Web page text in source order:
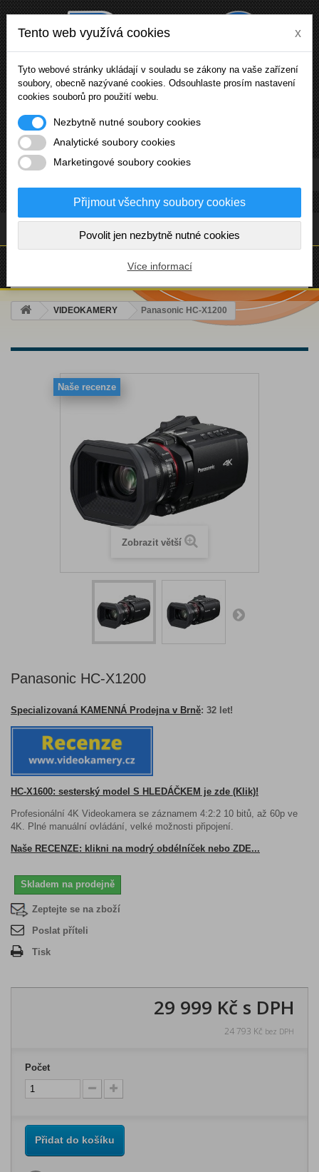
(prázdný)
VIDEOKAMERY Panasonic HC-X1200
Zobrazit větší
Naše recenze
Panasonic HC-X1200
Specializovaná KAMENNÁ Prodejna v Brně: 32 let!
HC-X1600: sesterský model S HLEDÁČKEM je zde (Klik)!
Profesionální 4K Videokamera se záznamem 4:2:2 10 bitů, až 60p ve
4K. Plné manuální ovládání, velké možnosti připojení.
Naše RECENZE: klikni na modrý obdélníček nebo ZDE...
Skladem na prodejně
Zeptejte se na zboží
Poslat příteli
Tisk
29 999 Kč s DPH
24 793 Kč bez DPH
Počet
Přidat do košíku
Tento web využívá cookies x
Tyto webové stránky ukládají v souladu se zákony na vaše zařízení
soubory, obecně nazývané cookies. Odsouhlaste prosím nastavení
cookies souborů pro použití webu.
Nezbytně nutné soubory cookies
Analytické soubory cookies
Marketingové soubory cookies
Přijmout všechny soubory cookies
Povolit jen nezbytně nutné cookies
Více informací